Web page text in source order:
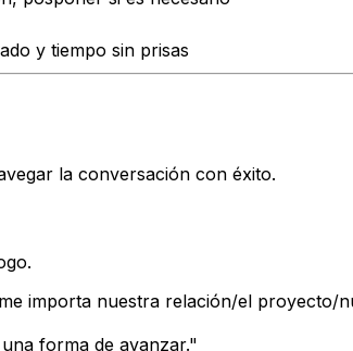
y tiempo sin prisas
la conversación con éxito.
importa nuestra relación/el proyecto/
forma de avanzar."